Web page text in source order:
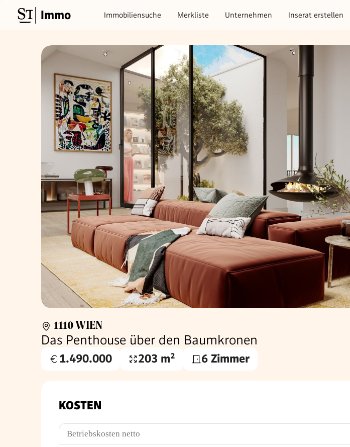
Immo Immobiliensuche Merkliste Unternehmen Inserat erstellen
1110 WIEN
Das Penthouse über den Baumkronen
Kaufpreis
1.490.000
Wohnfläche
203 m² 6 Zimmer
KOSTEN
Betriebskosten netto